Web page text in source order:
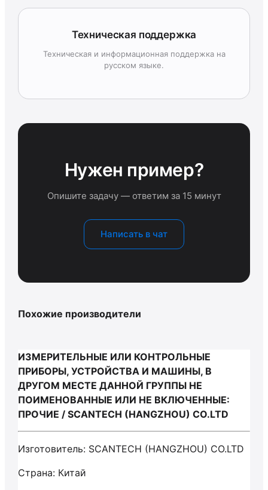
Техническая поддержка
Техническая и информационная поддержка на
русском языке.
Нужен пример?
Опишите задачу — ответим за 15 минут
Написать в чат
Похожие производители
ИЗМЕРИТЕЛЬНЫЕ ИЛИ КОНТРОЛЬНЫЕ
ПРИБОРЫ, УСТРОЙСТВА И МАШИНЫ, В
ДРУГОМ МЕСТЕ ДАННОЙ ГРУППЫ НЕ
ПОИМЕНОВАННЫЕ ИЛИ НЕ ВКЛЮЧЕННЫЕ:
ПРОЧИЕ / SCANTECH (HANGZHOU) CO.LTD
Изготовитель: SCANTECH (HANGZHOU) CO.LTD
Страна: Китай